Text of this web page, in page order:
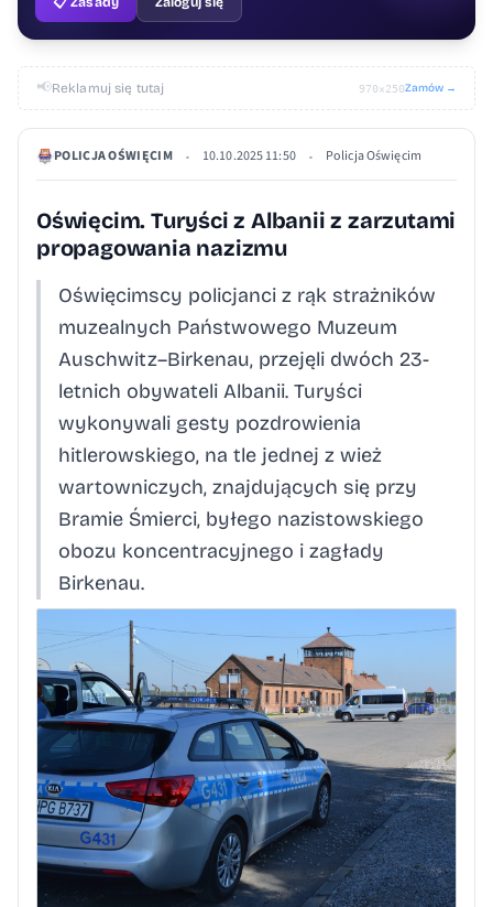
📢Reklamuj się tutaj 970×250Zamów →
POLICJA OŚWIĘCIM • 10.10.2025 11:50 • Policja Oświęcim
Oświęcim. Turyści z Albanii z zarzutami
propagowania nazizmu
Oświęcimscy policjanci z rąk strażników
muzealnych Państwowego Muzeum
Auschwitz–Birkenau, przejęli dwóch 23-
letnich obywateli Albanii. Turyści
wykonywali gesty pozdrowienia
hitlerowskiego, na tle jednej z wież
wartowniczych, znajdujących się przy
Bramie Śmierci, byłego nazistowskiego
obozu koncentracyjnego i zagłady
Birkenau.